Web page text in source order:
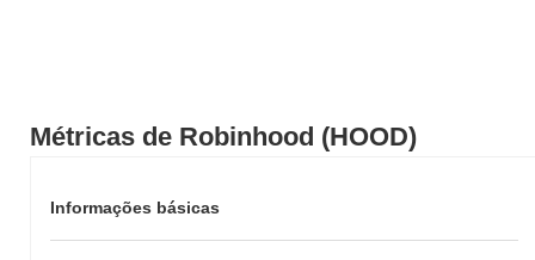
Métricas de Robinhood (HOOD)
Informações básicas